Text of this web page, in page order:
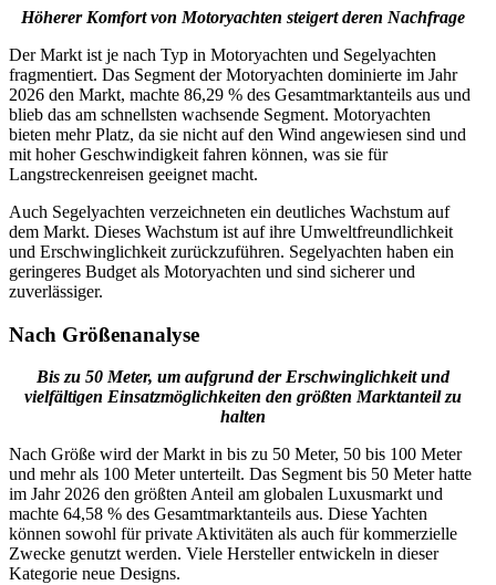
Höherer Komfort von Motoryachten steigert deren Nachfrage
Der Markt ist je nach Typ in Motoryachten und Segelyachten
fragmentiert. Das Segment der Motoryachten dominierte im Jahr
2026 den Markt, machte 86,29 % des Gesamtmarktanteils aus und
blieb das am schnellsten wachsende Segment. Motoryachten
bieten mehr Platz, da sie nicht auf den Wind angewiesen sind und
mit hoher Geschwindigkeit fahren können, was sie für
Langstreckenreisen geeignet macht.
Auch Segelyachten verzeichneten ein deutliches Wachstum auf
dem Markt. Dieses Wachstum ist auf ihre Umweltfreundlichkeit
und Erschwinglichkeit zurückzuführen. Segelyachten haben ein
geringeres Budget als Motoryachten und sind sicherer und
zuverlässiger.
Nach Größenanalyse
Bis zu 50 Meter, um aufgrund der Erschwinglichkeit und
vielfältigen Einsatzmöglichkeiten den größten Marktanteil zu
halten
Nach Größe wird der Markt in bis zu 50 Meter, 50 bis 100 Meter
und mehr als 100 Meter unterteilt. Das Segment bis 50 Meter hatte
im Jahr 2026 den größten Anteil am globalen Luxusmarkt und
machte 64,58 % des Gesamtmarktanteils aus. Diese Yachten
können sowohl für private Aktivitäten als auch für kommerzielle
Zwecke genutzt werden. Viele Hersteller entwickeln in dieser
Kategorie neue Designs.